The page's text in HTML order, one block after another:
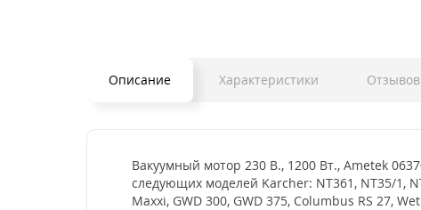
Описание Характеристики
Вакуумный мотор 230 В., 1200 Вт., Ametek
следующих моделей Karcher: NT361, NT35/1,
Maxxi, GWD 300, GWD 375, Columbus RS 27,